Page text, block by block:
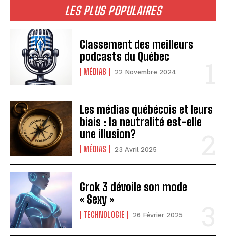
LES PLUS POPULAIRES
Classement des meilleurs
podcasts du Québec
MÉDIAS 22 Novembre 2024
Les médias québécois et leurs
biais : la neutralité est-elle
une illusion?
MÉDIAS 23 Avril 2025
Grok 3 dévoile son mode
« Sexy »
TECHNOLOGIE 26 Février 2025